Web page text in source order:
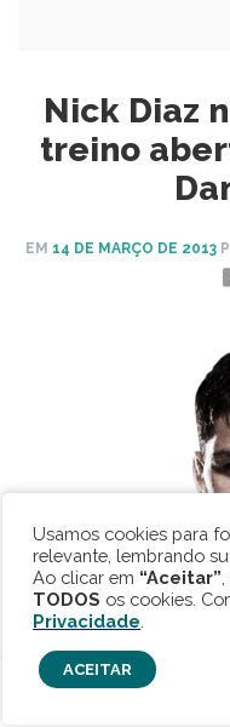
Nick Diaz
treino
EM 14 DE MARÇO DE 2013
Americano
Usamos cookies para
relevante, lembrando
Ao clicar em “Aceitar”
TODOS os cookies.
Privacidade
ACEITAR